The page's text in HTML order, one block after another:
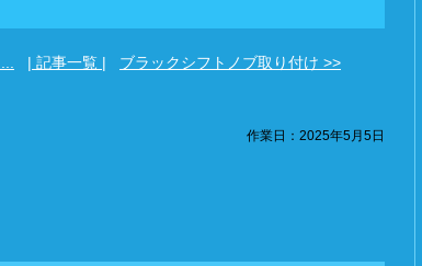
| 記事一覧 | ブラックシフトノブ取り付け >>
作業日：2025年5月5日